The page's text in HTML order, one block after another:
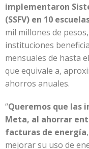
implementaron
(SSFV) en 10
mil millones de
instituciones
mensuales de hasta
que equivale a,
ahorros anuales.
“Queremos que las
Meta, al ahorrar
facturas de energía
mejorar su uso de